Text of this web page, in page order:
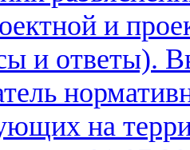
и
и ответы).
на